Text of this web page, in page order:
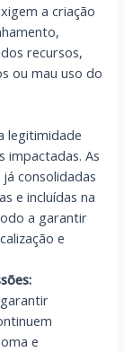
a criação
recursos,
ou mau uso do
legitimidade
impactadas. As
consolidadas
e incluídas na
a garantir
e
e